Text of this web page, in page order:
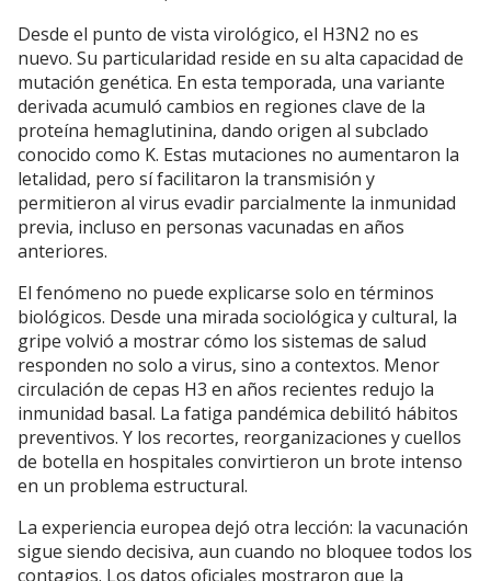
Desde el punto de vista virológico, el H3N2 no es
nuevo. Su particularidad reside en su alta capacidad de
mutación genética. En esta temporada, una variante
derivada acumuló cambios en regiones clave de la
proteína hemaglutinina, dando origen al subclado
conocido como K. Estas mutaciones no aumentaron la
letalidad, pero sí facilitaron la transmisión y
permitieron al virus evadir parcialmente la inmunidad
previa, incluso en personas vacunadas en años
anteriores.
El fenómeno no puede explicarse solo en términos
biológicos. Desde una mirada sociológica y cultural, la
gripe volvió a mostrar cómo los sistemas de salud
responden no solo a virus, sino a contextos. Menor
circulación de cepas H3 en años recientes redujo la
inmunidad basal. La fatiga pandémica debilitó hábitos
preventivos. Y los recortes, reorganizaciones y cuellos
de botella en hospitales convirtieron un brote intenso
en un problema estructural.
La experiencia europea dejó otra lección: la vacunación
sigue siendo decisiva, aun cuando no bloquee todos los
contagios. Los datos oficiales mostraron que la